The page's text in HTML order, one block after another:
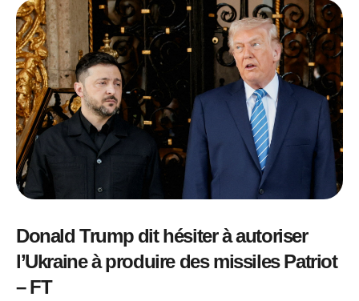
Donald Trump dit hésiter à autoriser
l’Ukraine à produire des missiles Patriot
– FT